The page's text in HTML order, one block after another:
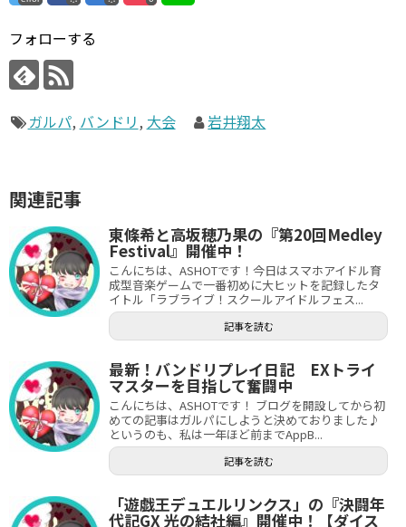
フォローする
ガルパ, バンドリ, 大会 岩井翔太
関連記事
東條希と高坂穂乃果の『第20回Medley
Festival』開催中！
こんにちは、ASHOTです！今日はスマホアイドル育
成型音楽ゲームで一番初めに大ヒットを記録したタ
イトル「ラブライブ！スクールアイドルフェス...
記事を読む
最新！バンドリプレイ日記 EXトライ
マスターを目指して奮闘中
こんにちは、ASHOTです！ ブログを開設してから初
めての記事はガルパにしようと決めておりました♪
というのも、私は一年ほど前までAppB...
記事を読む
「遊戯王デュエルリンクス」の『決闘年
代記GX 光の結社編』開催中！【ダイス